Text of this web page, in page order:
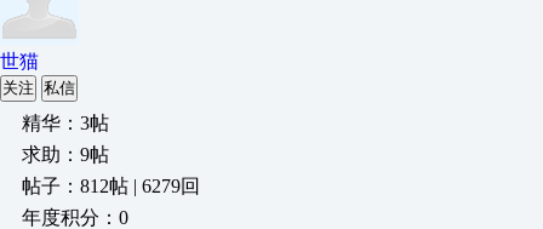
世猫
关注 私信
精华：3帖
求助：9帖
帖子：812帖 | 6279回
年度积分：0